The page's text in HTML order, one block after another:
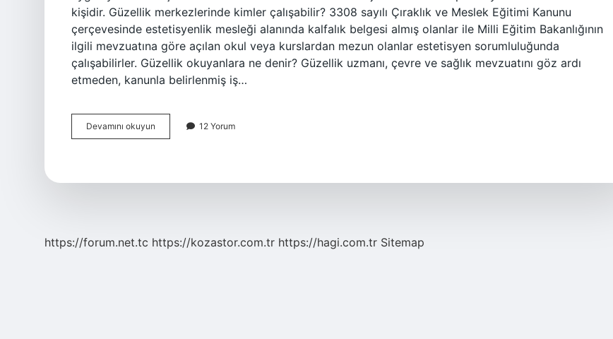
kişidir. Güzellik merkezlerinde kimler çalışabilir? 3308 sayılı Çıraklık ve Meslek Eğitimi Kanunu
çerçevesinde estetisyenlik mesleği alanında kalfalık belgesi almış olanlar ile Milli Eğitim Bakanlığının
ilgili mevzuatına göre açılan okul veya kurslardan mezun olanlar estetisyen sorumluluğunda
çalışabilirler. Güzellik okuyanlara ne denir? Güzellik uzmanı, çevre ve sağlık mevzuatını göz ardı
etmeden, kanunla belirlenmiş iş…
Devamını okuyun Güzellik
Merkezinde
12 Yorum
https://forum.net.tc https://kozastor.com.tr https://hagi.com.tr Sitemap